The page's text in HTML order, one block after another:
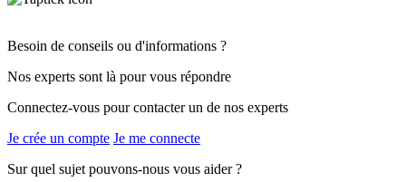
Besoin de conseils ou d'informations ?
Nos experts sont là pour vous répondre
Connectez-vous pour contacter un de nos experts
Je crée un compte Je me connecte
Sur quel sujet pouvons-nous vous aider ?